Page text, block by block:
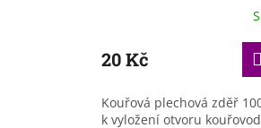
20 Kč
Kouřová plechová zděř
k vyložení otvoru